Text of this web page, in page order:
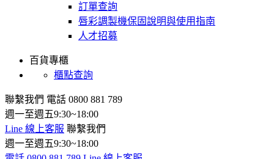
訂單查詢
唇彩調製機保固說明與使用指南
人才招募
百貨專櫃
櫃點查詢
聯繫我們 電話 0800 881 789
週一至週五9:30~18:00
Line 線上客服 聯繫我們
週一至週五9:30~18:00